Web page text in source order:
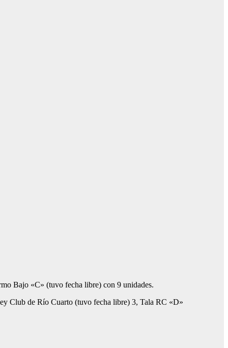
Bajo «C» (tuvo fecha libre) con 9 unidades.
Club de Río Cuarto (tuvo fecha libre) 3, Tala RC «D»